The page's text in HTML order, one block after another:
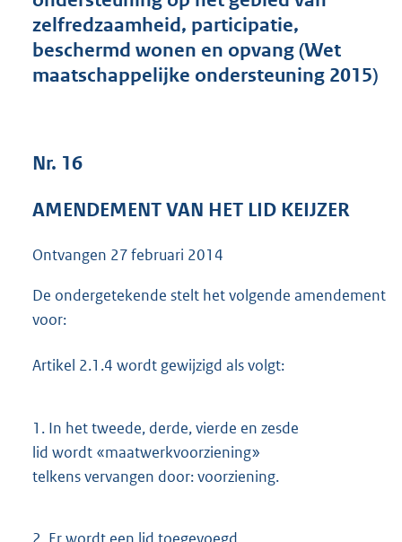
g
r
o
t
zelfredzaamheid, participatie,
beschermd wonen en opvang (Wet
maatschappelijke ondersteuning 2015)
Nr. 16
AMENDEMENT VAN HET LID KEIJZER
Ontvangen 27 februari 2014
De ondergetekende stelt het volgende amendement
voor:
Artikel 2.1.4 wordt gewijzigd als volgt:
1. In het tweede, derde, vierde en zesde
lid wordt «maatwerkvoorziening»
telkens vervangen door: voorziening.